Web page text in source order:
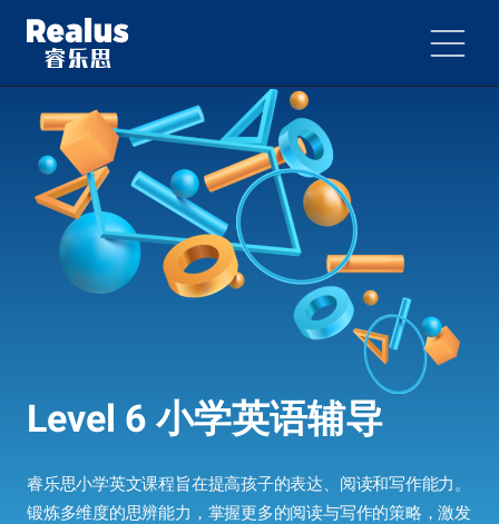
Level 6 小学英语辅导
睿乐思小学英文课程旨在提高孩子的表达、阅读和写作能力。
锻炼多维度的思辨能力，掌握更多的阅读与写作的策略，激发